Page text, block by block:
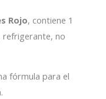
Rojo, contiene 1
refrigerante, no
fórmula para el